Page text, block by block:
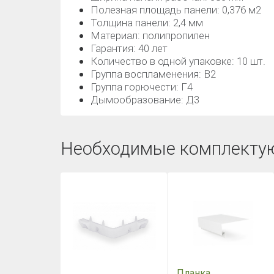
Полезная площадь панели: 0,376 м2
Толщина панели: 2,4 мм
Материал: полипропилен
Гарантия: 40 лет
Количество в одной упаковке: 10 шт.
Группа воспламенения: В2
Группа горючести: Г4
Дымообразование: Д3
Необходимые